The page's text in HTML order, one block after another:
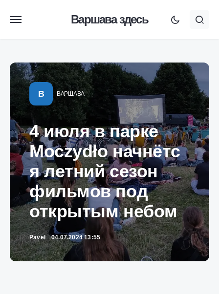
Варшава здесь
В ВАРШАВА
4 июля в парке
Moczydło начнётс
я летний сезон
фильмов под
открытым небом
Pavel 04.07.2024 13:55